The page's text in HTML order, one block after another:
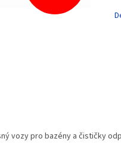
vozy pro bazény a čističky